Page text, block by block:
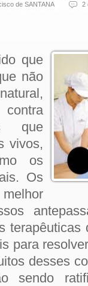
de SANTANA 2
que
não
que
vivos,
os
Os
para
desses
sendo